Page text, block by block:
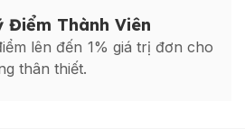
Điểm Thành Viên
lên đến 1% giá trị đơn cho
thân thiết.